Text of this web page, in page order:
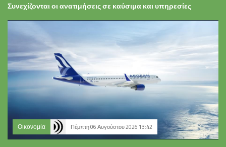
Συνεχίζονται οι ανατιμήσεις σε καύσιμα και υπηρεσίες
Οικονομία Πέμπτη 06 Αυγούστου 2026 13:42